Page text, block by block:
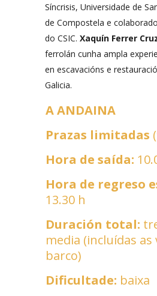
Síncrisis, Universidade de
de Compostela e
do CSIC. Xaquín Ferrer
ferrolán cunha ampla
en escavacións e
Galicia.
A ANDAINA
Prazas limitadas
Hora de saída:
Hora de regreso
13.30 h
Duración total:
media (incluídas as
barco)
Dificultade: baixa